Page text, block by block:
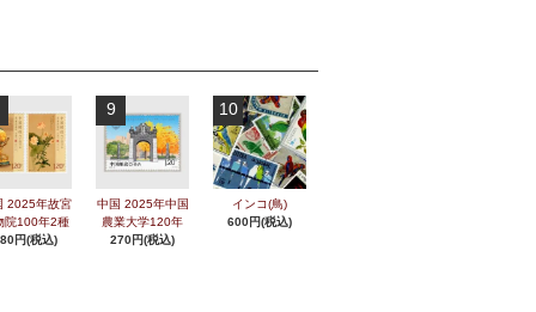
2025年故宮
院100年2種
円(税込)
9
中国 2025年中国
農業大学120年
270円(税込)
10
インコ(鳥)
600円(税込)